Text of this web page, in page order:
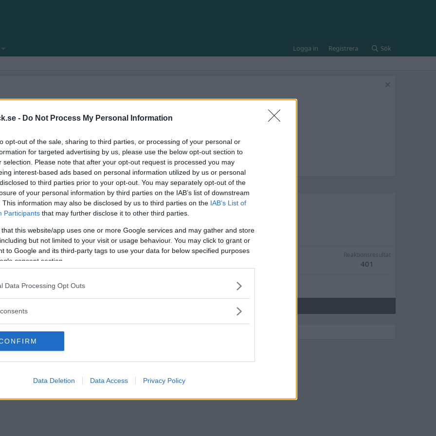
- Do Not Process My Personal Information
opt-out of the sale, sharing to third parties, or processing of your personal or
for targeted advertising by us, please use the below opt-out section to
selection. Please note that after your opt-out request is processed you may
interest-based ads based on personal information utilized by us or personal
to third parties prior to your opt-out. You may separately opt-out of the
of your personal information by third parties on the IAB’s list of downstream
This information may also be disclosed by us to third parties on the IAB’s List of
Participants that may further disclose it to other third parties.
that this website/app uses one or more Google services and may gather and store
but not limited to your visit or usage behaviour. You may click to grant or
to Google and its third-party tags to use your data for below specified purposes
consent section.
Data Processing Opt Outs
Data Deletion Data Access Privacy Policy
Logga in Registrera Sök
någonsin klar att se dagens ljus.
allt fyllt med nya funktioner.
frågeställningar.
2018
Reaktionsresultat
401